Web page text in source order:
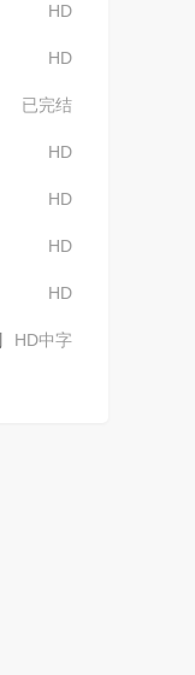
HD
HD
已完结
HD
HD
HD
HD
HD中字